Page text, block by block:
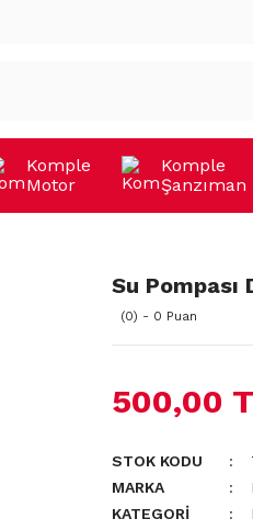
Komple
Motor
Komple
Şanzıman
Su Pompası
(0) - 0 Puan
500,00
STOK KODU
MARKA
KATEGORI